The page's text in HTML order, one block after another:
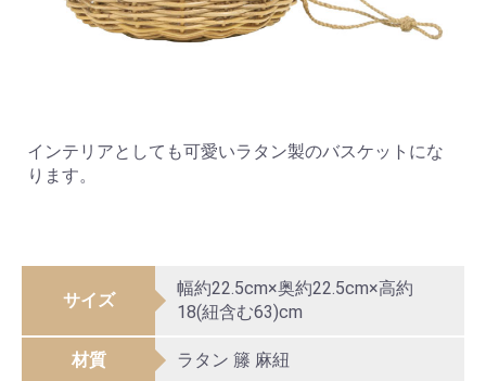
インテリアとしても可愛いラタン製のバスケットにな
ります。
サイズ
幅約22.5cm×奥約22.5cm×高約
18(紐含む63)cm
材質 ラタン 籐 麻紐